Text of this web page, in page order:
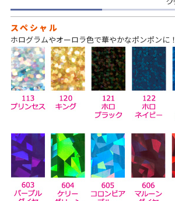
スペシャル
ホログラムやオーロラ色で華やかなポンポンに！